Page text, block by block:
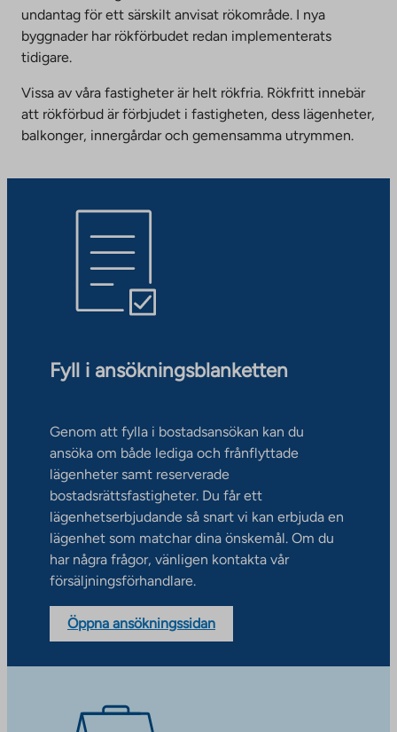
undantag för ett särskilt anvisat rökområde. I nya
byggnader har rökförbudet redan implementerats
tidigare.
Vissa av våra fastigheter är helt rökfria. Rökfritt innebär
att rökförbud är förbjudet i fastigheten, dess lägenheter,
balkonger, innergårdar och gemensamma utrymmen.
Fyll i ansökningsblanketten
Genom att fylla i bostadsansökan kan du
ansöka om både lediga och frånflyttade
lägenheter samt reserverade
bostadsrättsfastigheter. Du får ett
lägenhetserbjudande så snart vi kan erbjuda en
lägenhet som matchar dina önskemål. Om du
har några frågor, vänligen kontakta vår
försäljningsförhandlare.
Öppna ansökningssidan